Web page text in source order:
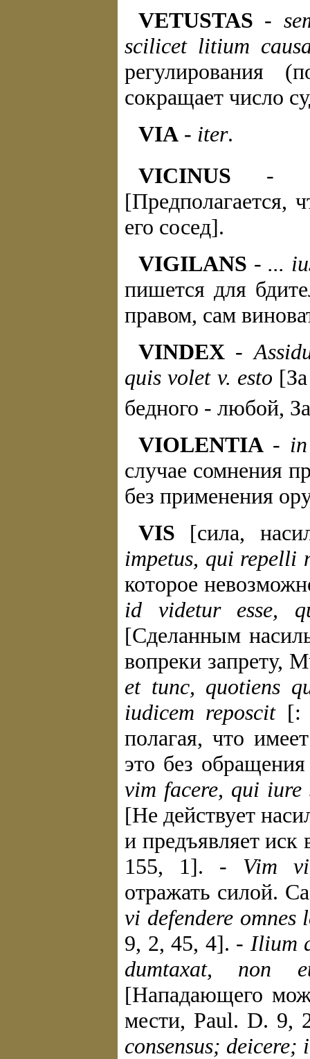
VETUSTAS -
scilicet litium
регулирования
сокращает число
VIA - iter.
VICINUS -
[Предполагается,
его сосед].
VIGILANS - ...
пишется для
правом, сам
VINDEX -
quis volet v. esto
бедного - любой,
VIOLENTIA -
случае сомнения
без применения
VIS [сила,
impetus, qui repelli
которое
id videtur esse,
[Сделанным
вопреки запрету,
et tunc, quotiens
iudicem reposcit[:
полагая, что
это без
vim facere, qui
[He действует
и предъявляет
155, 1]. - Vim
отражать силой.
vi defendere
9, 2, 45, 4]. - Ilium
dumtaxat, non
[Нападающего
мести, Paul. D.
consensus;